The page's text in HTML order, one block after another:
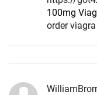
100mg
order viagra